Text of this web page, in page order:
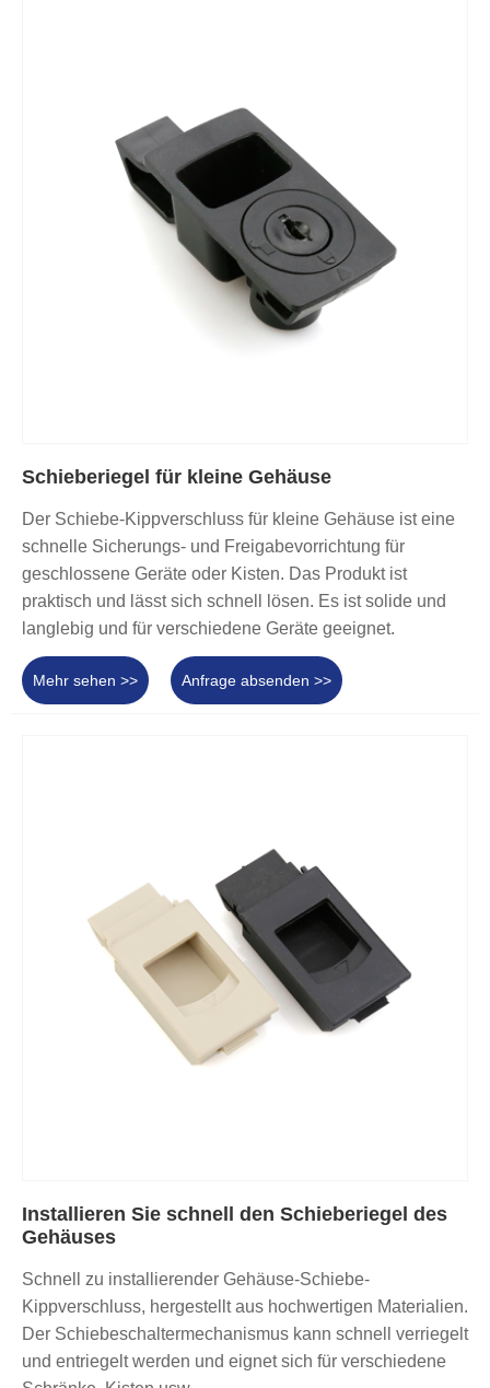
Schieberiegel für kleine Gehäuse
Der Schiebe-Kippverschluss für kleine Gehäuse ist eine
schnelle Sicherungs- und Freigabevorrichtung für
geschlossene Geräte oder Kisten. Das Produkt ist
praktisch und lässt sich schnell lösen. Es ist solide und
langlebig und für verschiedene Geräte geeignet.
Mehr sehen >> Anfrage absenden >>
Installieren Sie schnell den Schieberiegel des
Gehäuses
Schnell zu installierender Gehäuse-Schiebe-
Kippverschluss, hergestellt aus hochwertigen Materialien.
Der Schiebeschaltermechanismus kann schnell verriegelt
und entriegelt werden und eignet sich für verschiedene